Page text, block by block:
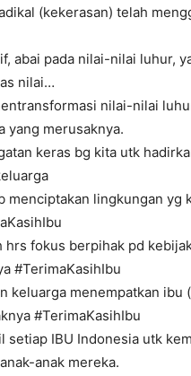
(kekerasan) telah
abai pada nilai-nilai luhur,
nilai…
nilai-nilai
yang merusaknya.
keras bg kita utk
menciptakan lingkungan
hrs fokus berpihak pd
#TerimaKasihIbu
keluarga menempatkan ibu
#TerimaKasihIbu
setiap IBU Indonesia utk
anak mereka.